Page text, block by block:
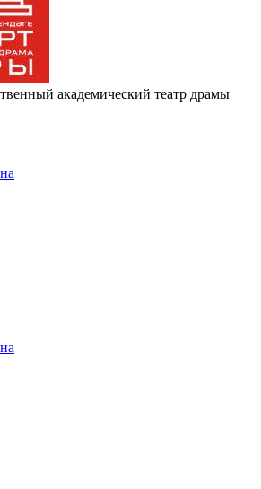
академический театр драмы